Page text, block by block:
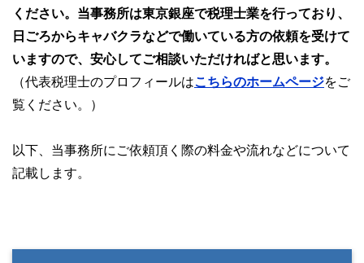
ください。当事務所は東京銀座で税理士業を行っており、
日ごろからキャバクラなどで働いている方の依頼を受けて
いますので、安心してご相談いただければと思います。
（代表税理士のプロフィールはこちらのホームページをご
覧ください。）
以下、当事務所にご依頼頂く際の料金や流れなどについて
記載します。